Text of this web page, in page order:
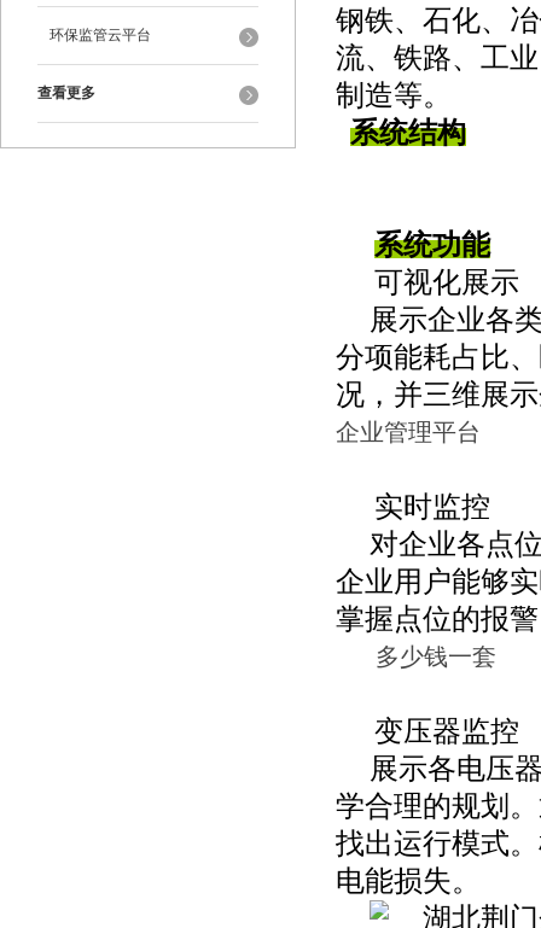
环保监管云平台
查看更多
钢铁、石化、
流、铁路、工
制造等。
系统结构
系统功能
可视化展示
展示企业各
分项能耗占比
况，并三维展
企业管理平台
实时监控
对企业各点
企业用户能够
掌握点位的报
多少钱一套
变压器监控
展示各电压
学合理的规划
找出运行模式
电能损失。